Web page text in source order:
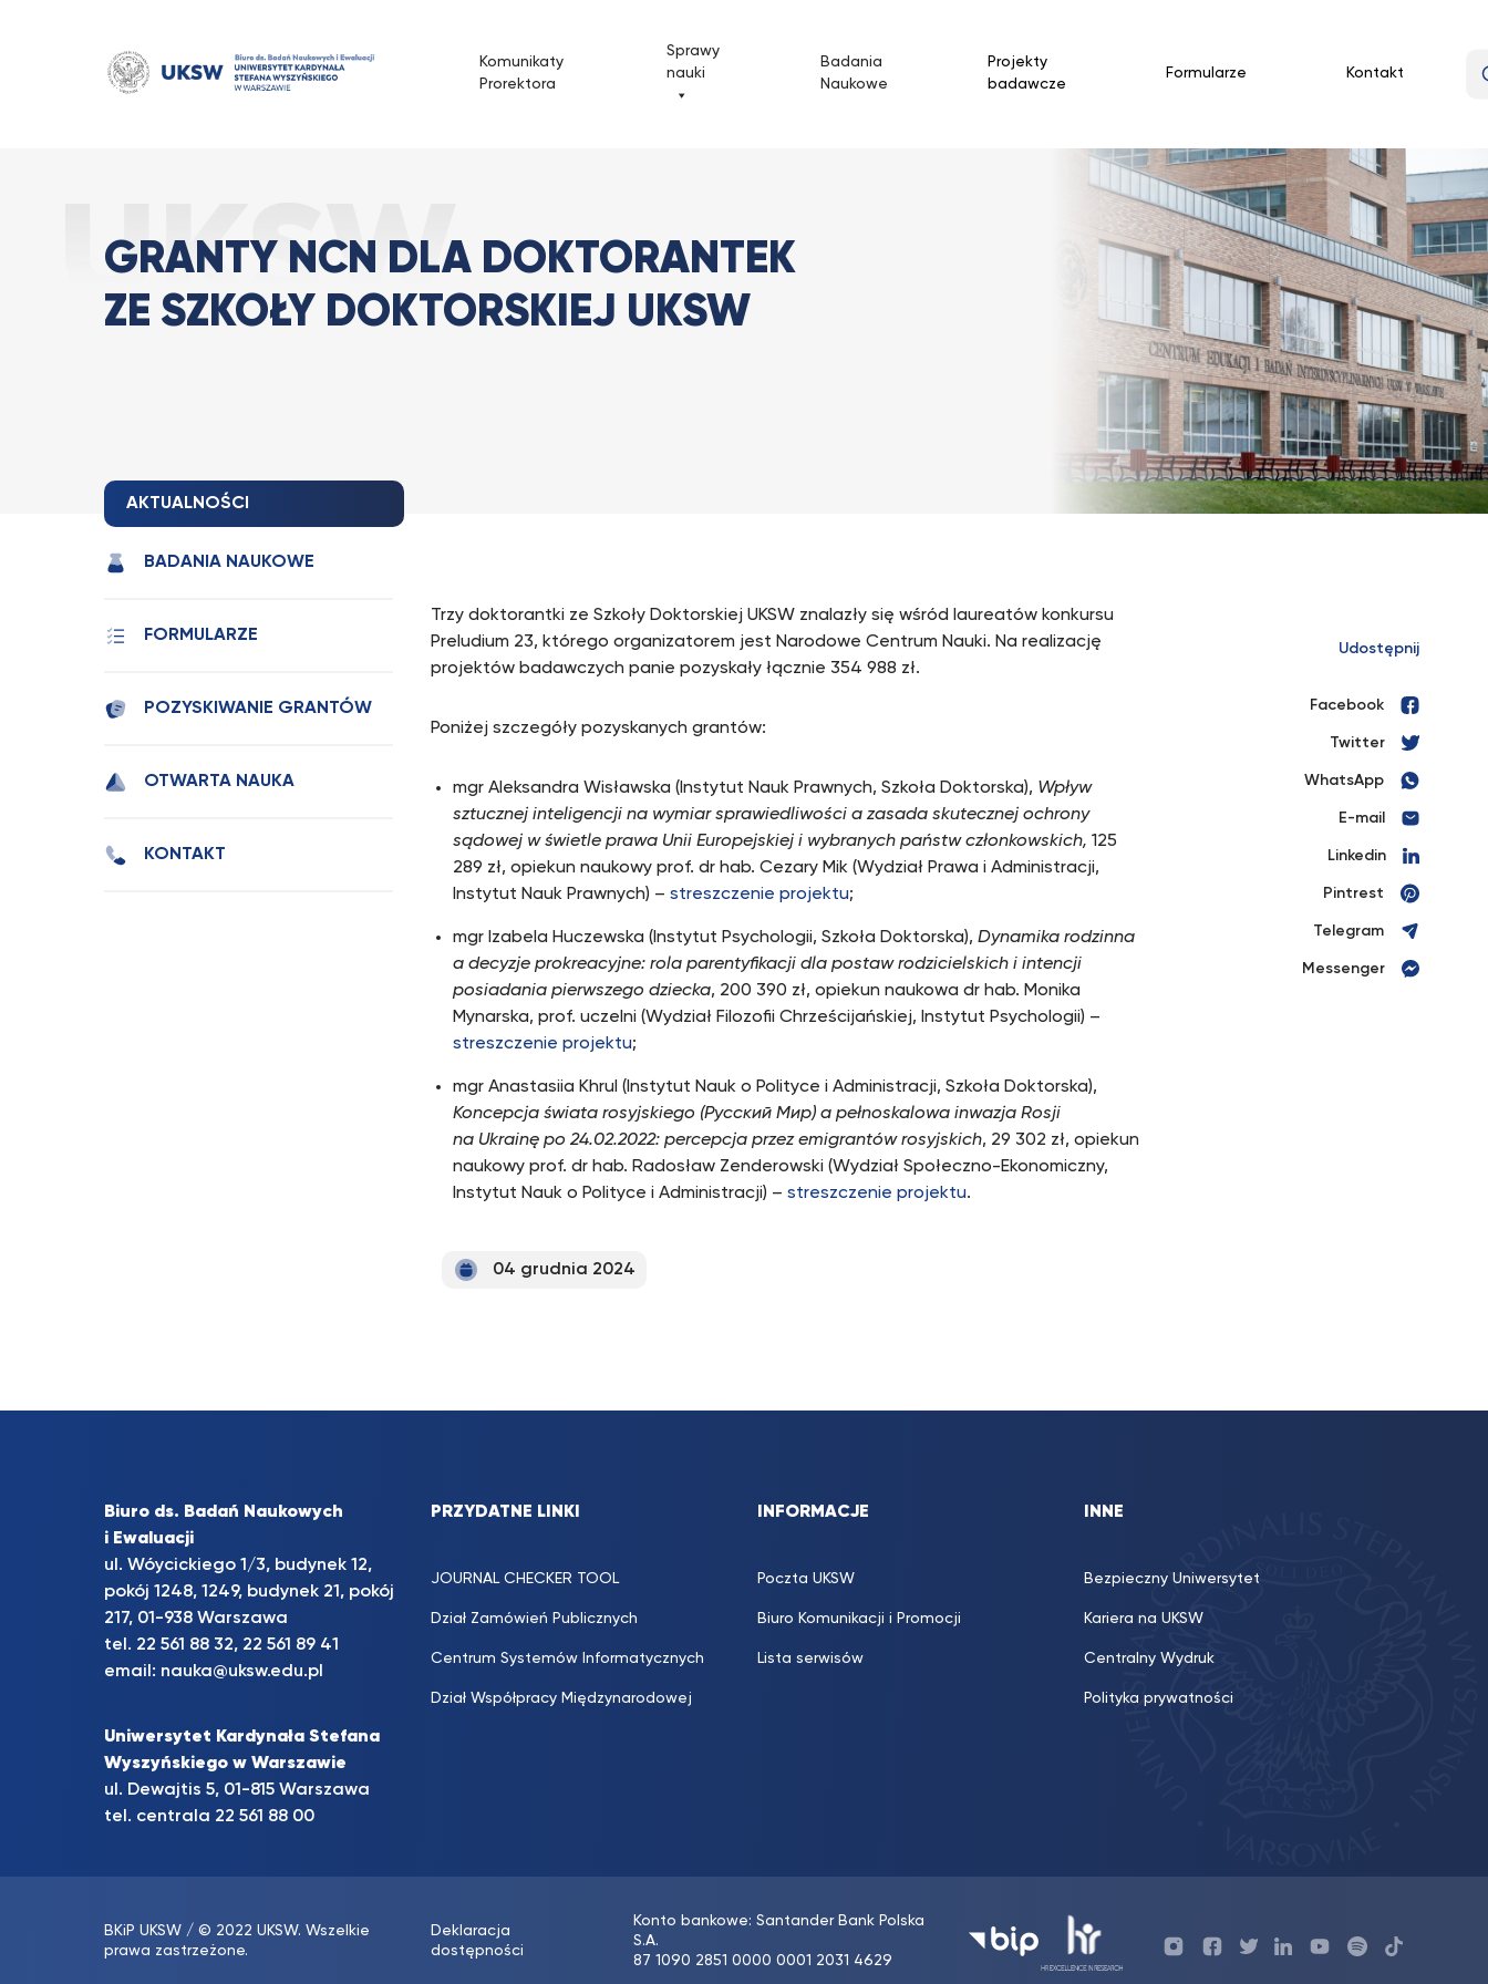
Komunikaty
Prorektora
Sprawy
nauki
Badania
Naukowe
Projekty
badawcze
Formularze Kontakt
GRANTY NCN DLA DOKTORANTEK
ZE SZKOŁY DOKTORSKIEJ UKSW
AKTUALNOŚCI
BADANIA NAUKOWE
FORMULARZE
POZYSKIWANIE GRANTÓW
OTWARTA NAUKA
KONTAKT
Trzy doktorantki ze Szkoły Doktorskiej UKSW znalazły się wśród laureatów konkursu
Preludium 23, którego organizatorem jest Narodowe Centrum Nauki. Na realizację
projektów badawczych panie pozyskały łącznie 354 988 zł.
Poniżej szczegóły pozyskanych grantów:
mgr Aleksandra Wisławska (Instytut Nauk Prawnych, Szkoła Doktorska), Wpływ
sztucznej inteligencji na wymiar sprawiedliwości a zasada skutecznej ochrony
sądowej w świetle prawa Unii Europejskiej i wybranych państw członkowskich, 125
289 zł, opiekun naukowy prof. dr hab. Cezary Mik (Wydział Prawa i Administracji,
Instytut Nauk Prawnych) – streszczenie projektu;
mgr Izabela Huczewska (Instytut Psychologii, Szkoła Doktorska), Dynamika rodzinna
a decyzje prokreacyjne: rola parentyfikacji dla postaw rodzicielskich i intencji
posiadania pierwszego dziecka, 200 390 zł, opiekun naukowa dr hab. Monika
Mynarska, prof. uczelni (Wydział Filozofii Chrześcijańskiej, Instytut Psychologii) –
streszczenie projektu;
mgr Anastasiia Khrul (Instytut Nauk o Polityce i Administracji, Szkoła Doktorska),
Koncepcja świata rosyjskiego (Русский Мир) a pełnoskalowa inwazja Rosji
na Ukrainę po 24.02.2022: percepcja przez emigrantów rosyjskich, 29 302 zł, opiekun
naukowy prof. dr hab. Radosław Zenderowski (Wydział Społeczno-Ekonomiczny,
Instytut Nauk o Polityce i Administracji) – streszczenie projektu.
04 grudnia 2024
Udostępnij
Facebook
Twitter
WhatsApp
E-mail
Linkedin
Pintrest
Telegram
Messenger
Biuro ds. Badań Naukowych
i Ewaluacji
ul. Wóycickiego 1/3, budynek 12,
pokój 1248, 1249, budynek 21, pokój
217, 01-938 Warszawa
tel. 22 561 88 32, 22 561 89 41
email: nauka@uksw.edu.pl
Uniwersytet Kardynała Stefana
Wyszyńskiego w Warszawie
ul. Dewajtis 5, 01-815 Warszawa
tel. centrala 22 561 88 00
PRZYDATNE LINKI
JOURNAL CHECKER TOOL
Dział Zamówień Publicznych
Centrum Systemów Informatycznych
Dział Współpracy Międzynarodowej
INFORMACJE
Poczta UKSW
Biuro Komunikacji i Promocji
Lista serwisów
INNE
Bezpieczny Uniwersytet
Kariera na UKSW
Centralny Wydruk
Polityka prywatności
BKiP UKSW / © 2022 UKSW. Wszelkie
prawa zastrzeżone.
Deklaracja
dostępności
Konto bankowe: Santander Bank Polska
S.A.
87 1090 2851 0000 0001 2031 4629
Profil ProfilProfilProfil UKSWProfilUKSW